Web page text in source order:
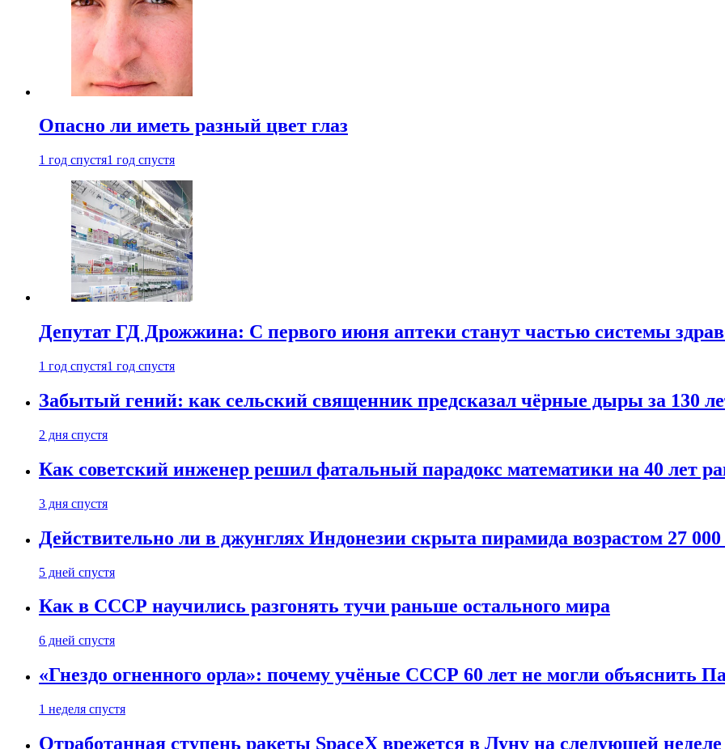
Опасно ли иметь разный цвет глаз
1 год спустя1 год спустя
Депутат ГД Дрожжина: С первого июня аптеки станут частью системы
1 год спустя1 год спустя
Забытый гений: как сельский священник предсказал чёрные дыры за 130
2 дня спустя
Как советский инженер решил фатальный парадокс математики на 40 лет
3 дня спустя
Действительно ли в джунглях Индонезии скрыта пирамида возрастом 27 000
5 дней спустя
Как в СССР научились разгонять тучи раньше остального мира
6 дней спустя
«Гнездо огненного орла»: почему учёные СССР 60 лет не могли объяснить
1 неделя спустя
Отработанная ступень ракеты SpaceX врежется в Луну на следующей неделе